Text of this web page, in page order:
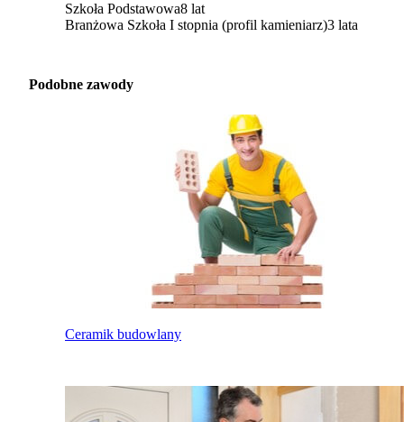
Szkoła Podstawowa8 lat
Branżowa Szkoła I stopnia (profil kamieniarz)3 lata
Podobne zawody
Ceramik budowlany